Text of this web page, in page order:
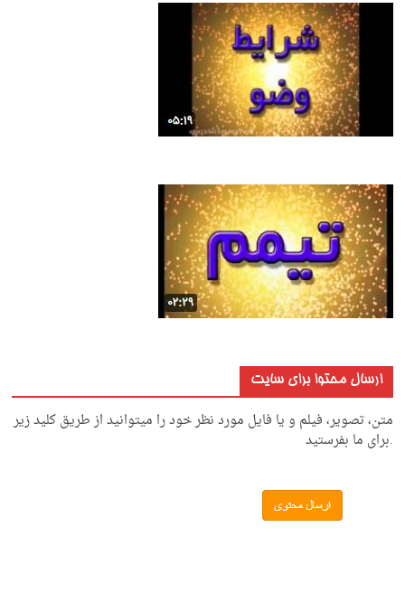
ارسال محتوا برای سایت
متن، تصویر، فیلم و یا فایل مورد نظر خود را میتوانید از طریق کلید زیر
.برای ما بفرستید